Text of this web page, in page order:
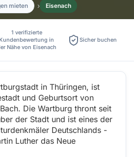
mieten Eisenach
1 verifizierte
Kundenbewertung in
Nähe von Eisenach
Sicher buchen
in Thüringen, ist
und Geburtsort von
Die Wartburg thront seit
der Stadt und ist eines der
Deutschlands -
Luther das Neue